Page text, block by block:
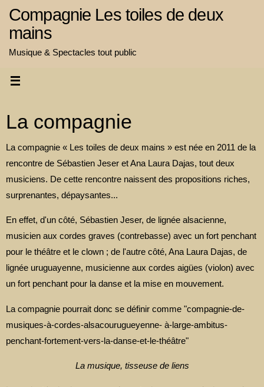
Passer
contenu
Compagnie Les toiles de deux
mains
Musique & Spectacles tout public
La compagnie
La compagnie « Les toiles de deux mains » est née en 2011 de la
rencontre de Sébastien Jeser et Ana Laura Dajas, tout deux
musiciens. De cette rencontre naissent des propositions riches,
surprenantes, dépaysantes...
En effet, d'un côté, Sébastien Jeser, de lignée alsacienne,
musicien aux cordes graves (contrebasse) avec un fort penchant
pour le théâtre et le clown ; de l'autre côté, Ana Laura Dajas, de
lignée uruguayenne, musicienne aux cordes aigües (violon) avec
un fort penchant pour la danse et la mise en mouvement.
La compagnie pourrait donc se définir comme "compagnie-de-
musiques-à-cordes-alsacourugueyenne- à-large-ambitus-
penchant-fortement-vers-la-danse-et-le-théâtre"
La musique, tisseuse de liens